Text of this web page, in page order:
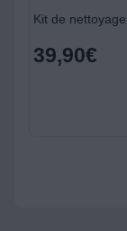
39,90€